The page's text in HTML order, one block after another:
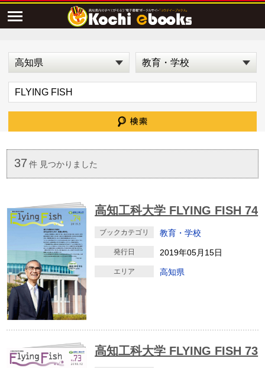
37 件 見つかりました
高知工科大学 FLYING FISH 74
ブックカテゴリ 教育・学校
発行日 2019年05月15日
エリア 高知県
高知工科大学 FLYING FISH 73